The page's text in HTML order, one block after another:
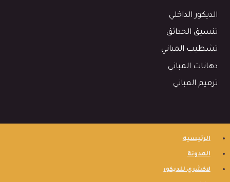
الديكور الداخلي
تنسيق الحدائق
تشطيب المباني
دهانات المباني
ترميم المباني
الرئيسية
المدونة
لاكشري للديكور